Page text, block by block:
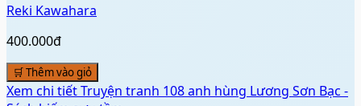
Reki Kawahara
400.000đ
🛒 Thêm vào giỏ
Xem chi tiếtTruyện tranh 108 anh hùng Lương Sơn Bạc -